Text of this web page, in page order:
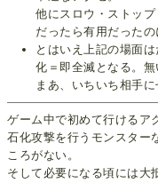
他にスロウ・ストッ
だったら有用だったの
とはいえ上記の場面
化＝即全滅となる。無
まあ、いちいち相手
ゲーム中で初めて行けるア
石化攻撃を行うモンスター
ころがない。
そして必要になる頃には